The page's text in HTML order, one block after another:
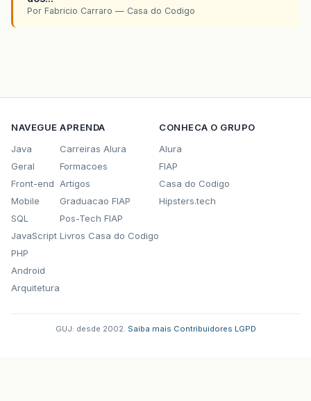
Por Fabricio Carraro — Casa do Codigo
NAVEGUE
Java
Geral
Front-end
Mobile
SQL
JavaScript
PHP
Android
Arquitetura
APRENDA
Carreiras Alura
Formacoes
Artigos
Graduacao FIAP
Pos-Tech FIAP
Livros Casa do Codigo
CONHECA O GRUPO
Alura
FIAP
Casa do Codigo
Hipsters.tech
GUJ: desde 2002. Saiba mais Contribuidores LGPD